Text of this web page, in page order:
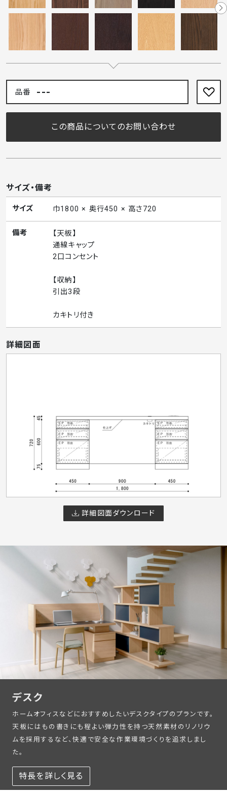
品番 ---
この商品についてのお問い合わせ
サイズ・備考
サイズ 巾1800 × 奥行450 × 高さ720
備考
【天板】
通線キャップ
2口コンセント
【収納】
引出3段
カキトリ付き
詳細図面
詳細図面ダウンロード
デスク
ホームオフィスなどにおすすめしたいデスクタイプのプランです。
天板にはもの書きにも程よい弾力性を持つ天然素材のリノリウ
ムを採用するなど、快適で安全な作業環境づくりを追求しまし
た。
特長を詳しく見る